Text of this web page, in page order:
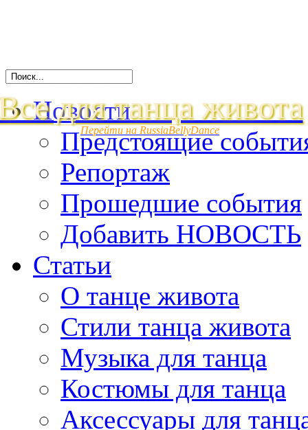
для танца живота
Перейти на RussiaBellyDance
Новости
Предстоящие
Репортаж
Прошедшие события
Добавить НОВОСТЬ
Статьи
О танце живота
Стили танца живота
Музыка для танца
Костюмы для танца
Аксессуары для